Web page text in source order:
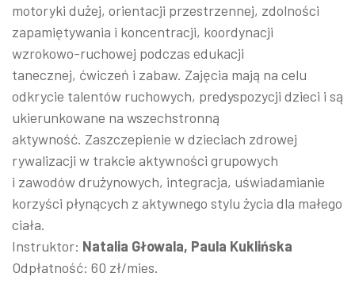
motoryki dużej, orientacji przestrzennej, zdolności
zapamiętywania i koncentracji, koordynacji
wzrokowo-ruchowej podczas edukacji
tanecznej, ćwiczeń i zabaw. Zajęcia mają na celu
odkrycie talentów ruchowych, predyspozycji dzieci i są
ukierunkowane na wszechstronną
aktywność. Zaszczepienie w dzieciach zdrowej
rywalizacji w trakcie aktywności grupowych
i zawodów drużynowych, integracja, uświadamianie
korzyści płynących z aktywnego stylu życia dla małego
ciała.
Instruktor: Natalia Głowala, Paula Kuklińska
Odpłatność: 60 zł/mies.